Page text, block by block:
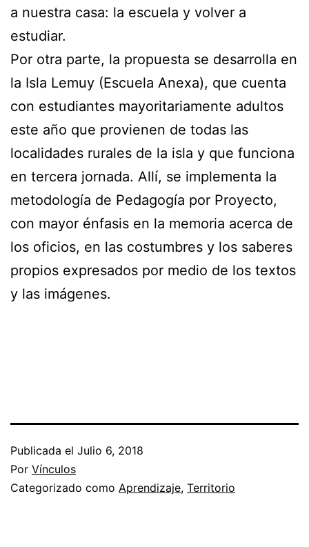
a nuestra casa: la escuela y volver a
estudiar.
Por otra parte, la propuesta se desarrolla en
la Isla Lemuy (Escuela Anexa), que cuenta
con estudiantes mayoritariamente adultos
este año que provienen de todas las
localidades rurales de la isla y que funciona
en tercera jornada. Allí, se implementa la
metodología de Pedagogía por Proyecto,
con mayor énfasis en la memoria acerca de
los oficios, en las costumbres y los saberes
propios expresados por medio de los textos
y las imágenes.
Publicada el Julio 6, 2018
Por Vínculos
Categorizado como Aprendizaje, Territorio